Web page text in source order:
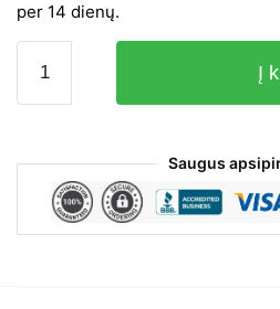
per 14 dienų.
kiekis:
Plaukų
mašinėlė
Sencor
320
Į
Saugus